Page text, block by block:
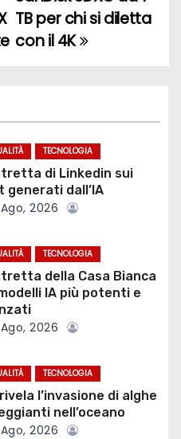
TB per chi si diletta
con il 4K
TECNOLOGIA
di Linkedin sui
generati dall’IA
2026
TECNOLOGIA
della Casa Bianca
IA più potenti e
2026
TECNOLOGIA
rivela l’invasione di alghe
nell’oceano
2026